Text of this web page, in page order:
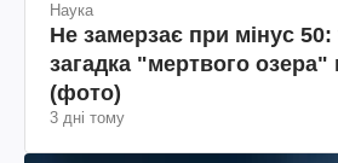
Наука
Не замерзає при мінус
загадка "мертвого озера"
(фото)
3 дні тому